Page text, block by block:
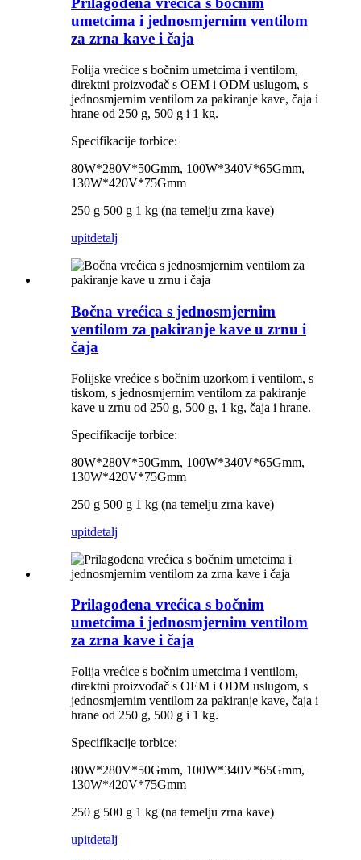
umetcima i jednosmjernim ventilom
za zrna kave i čaja
Folija vrećice s bočnim umetcima i ventilom,
direktni proizvođač s OEM i ODM uslugom, s
jednosmjernim ventilom za pakiranje kave, čaja i
hrane od 250 g, 500 g i 1 kg.
Specifikacije torbice:
80W*280V*50Gmm, 100W*340V*65Gmm,
130W*420V*75Gmm
250 g 500 g 1 kg (na temelju zrna kave)
upitdetalj
Bočna vrećica s jednosmjernim
ventilom za pakiranje kave u zrnu i
čaja
Folijske vrećice s bočnim uzorkom i ventilom, s
tiskom, s jednosmjernim ventilom za pakiranje
kave u zrnu od 250 g, 500 g, 1 kg, čaja i hrane.
Specifikacije torbice:
80W*280V*50Gmm, 100W*340V*65Gmm,
130W*420V*75Gmm
250 g 500 g 1 kg (na temelju zrna kave)
upitdetalj
Prilagođena vrećica s bočnim
umetcima i jednosmjernim ventilom
za zrna kave i čaja
Folija vrećice s bočnim umetcima i ventilom,
direktni proizvođač s OEM i ODM uslugom, s
jednosmjernim ventilom za pakiranje kave, čaja i
hrane od 250 g, 500 g i 1 kg.
Specifikacije torbice:
80W*280V*50Gmm, 100W*340V*65Gmm,
130W*420V*75Gmm
250 g 500 g 1 kg (na temelju zrna kave)
upitdetalj